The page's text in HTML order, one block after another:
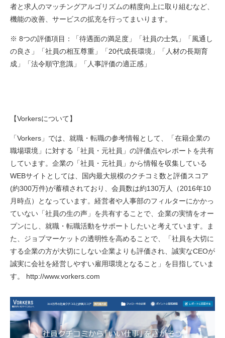
者と求人のマッチングアルゴリズムの精度向上に取り組むなど、
機能の改善、サービスの拡充を行ってまいります。
※ 8つの評価項目：「待遇面の満足度」「社員の士気」「風通し
の良さ」「社員の相互尊重」「20代成長環境」「人材の長期育
成」「法令順守意識」「人事評価の適正感」
【Vorkersについて】
「Vorkers」では、就職・転職の参考情報として、「在籍企業の
職場環境」に対する「社員・元社員」の評価点やレポートを共有
しています。企業の「社員・元社員」から情報を収集している
WEBサイトとしては、国内最大規模のクチコミ数と評価スコア
(約300万件)が蓄積されており、会員数は約130万人（2016年10
月時点）となっています。経営者や人事部のフィルターにかかっ
ていない「社員の生の声」を共有することで、企業の実情をオー
プンにし、就職・転職活動をサポートしたいと考えています。ま
た、ジョブマーケットの透明性を高めることで、「社員を大切に
する企業の方が大切にしない企業よりも評価され、誠実なCEOが
誠実に会社を経営しやすい雇用環境となること」を目指していま
す。 http://www.vorkers.com